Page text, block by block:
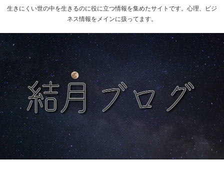
生きにくい世の中を生きるのに役に立つ情報を集めたサイトです。心理、ビジ
ネス情報をメインに扱ってます。